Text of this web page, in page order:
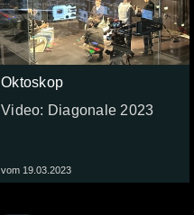
Oktoskop
Video: Diagonale 2023
vom 19.03.2023